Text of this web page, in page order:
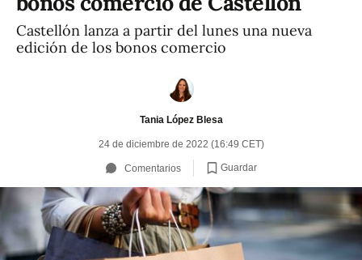
Castellón lanza a partir del lunes una nueva
edición de los bonos comercio
Tania López Blesa
24 de diciembre de 2022 (16:49 CET)
Comentarios Guardar